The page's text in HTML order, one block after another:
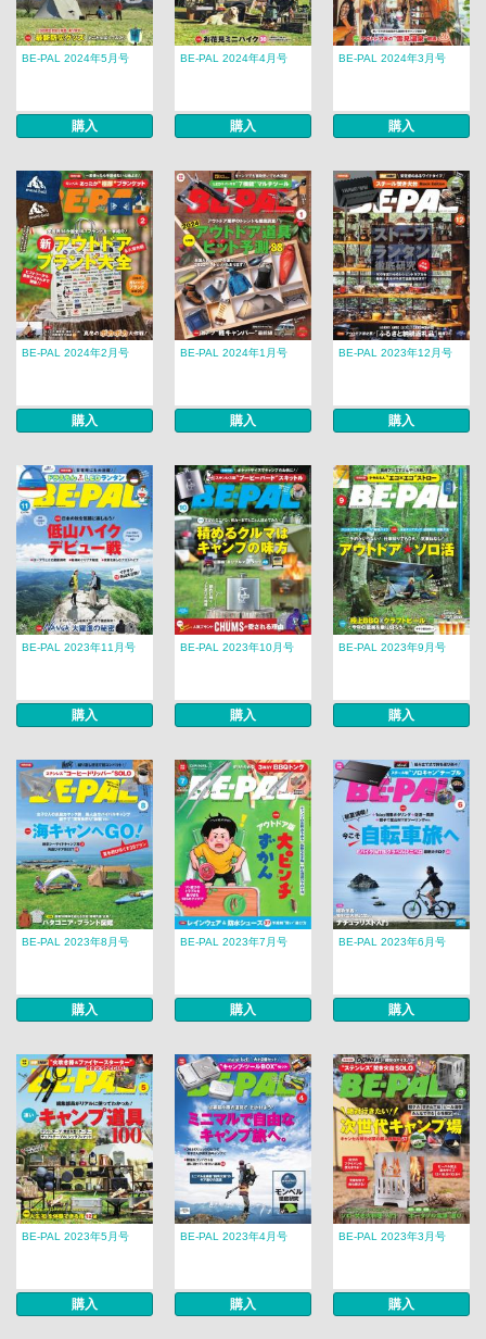
BE-PAL 2024年5月号
購入
BE-PAL 2024年4月号
購入
BE-PAL 2024年3月号
購入
BE-PAL 2024年2月号
購入
BE-PAL 2024年1月号
購入
BE-PAL 2023年12月号
購入
BE-PAL 2023年11月号
購入
BE-PAL 2023年10月号
購入
BE-PAL 2023年9月号
購入
BE-PAL 2023年8月号
購入
BE-PAL 2023年7月号
購入
BE-PAL 2023年6月号
購入
BE-PAL 2023年5月号
購入
BE-PAL 2023年4月号
購入
BE-PAL 2023年3月号
購入